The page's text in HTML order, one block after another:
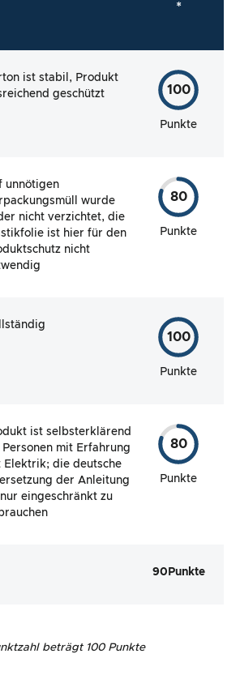
*
ist stabil, Produkt
geschützt
100
Punkte
unnötigen
wurde
nicht verzichtet, die
ist hier für den
nicht
80
Punkte
100
Punkte
ist selbsterklärend
mit Erfahrung
Elektrik; die deutsche
der Anleitung
eingeschränkt zu
80
Punkte
90 Punkte
beträgt 100 Punkte